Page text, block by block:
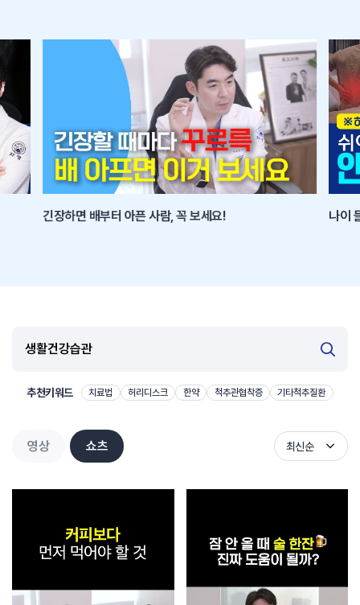
긴장하면 배부터 아픈 사람, 꼭 보세요! 나이
추천키워드 치료법 허리디스크 한약 척추관협착증 기타척추질환
영상 쇼츠 최신순